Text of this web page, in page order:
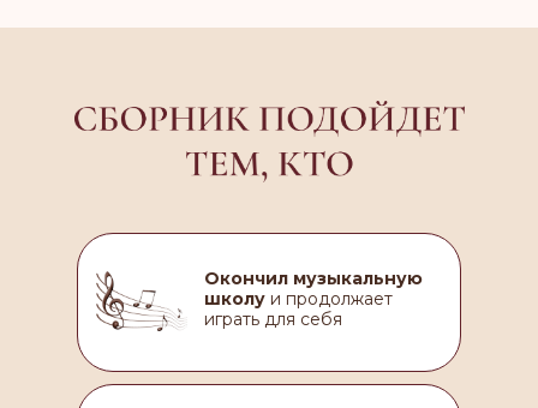
Окончил музыкальную
школу и продолжает
играть для себя